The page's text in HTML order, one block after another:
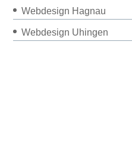
Webdesign Hagnau
Webdesign Uhingen